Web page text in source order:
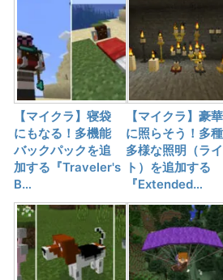
【マイクラ】寝袋
にもなる！多機能
バックパックを追
加する『Traveler's
B…
【マイクラ】豪華
に照らそう！多種
多様な照明（ライ
ト）を追加する
『Extended…